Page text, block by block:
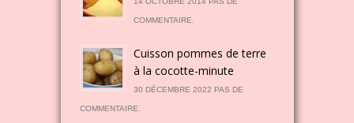
COMMENTAIRE.
Cuisson pommes de terre
à la cocotte-minute
30 DÉCEMBRE 2022 PAS DE
COMMENTAIRE.